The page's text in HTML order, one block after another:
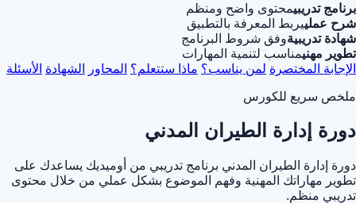
برنامج تدريبيمحتوى واضح ومنظم
شرح عملييربط المعرفة بالتطبيق
شهادة تدريبيةوفق شروط البرنامج
تطوير مهنيمناسب لتنمية المهارات
الإجابة المختصرة لمن يناسب؟ ماذا ستتعلم؟ المحاور الشهادة الأسئلة
ملخص سريع للكورس
دورة إدارة الطيران المدني
دورة إدارة الطيران المدني برنامج تدريبي من أوميديك يساعدك على
تطوير مهاراتك المهنية وفهم الموضوع بشكل عملي من خلال محتوى
تدريبي منظم.